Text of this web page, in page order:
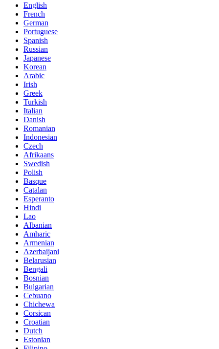
English
French
German
Portuguese
Spanish
Russian
Japanese
Korean
Arabic
Irish
Greek
Turkish
Italian
Danish
Romanian
Indonesian
Czech
Afrikaans
Swedish
Polish
Basque
Catalan
Esperanto
Hindi
Lao
Albanian
Amharic
Armenian
Azerbaijani
Belarusian
Bengali
Bosnian
Bulgarian
Cebuano
Chichewa
Corsican
Croatian
Dutch
Estonian